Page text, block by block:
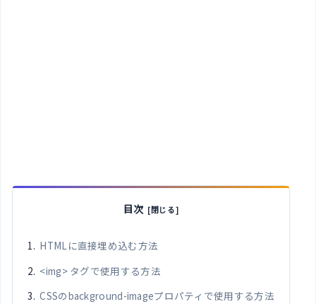
目次
HTMLに直接埋め込む方法
<img> タグで使用する方法
CSSのbackground-imageプロパティで使用する方法